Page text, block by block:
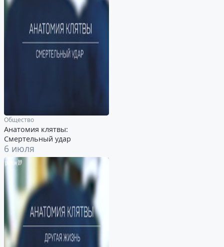
Общество
Анатомия клятвы:
Смертельный удар
6 июля